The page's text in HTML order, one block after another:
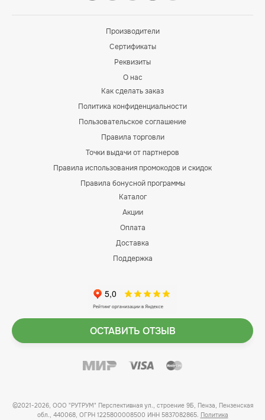
Производители
Сертификаты
Реквизиты
О нас
Как сделать заказ
Политика конфиденциальности
Пользовательское соглашение
Правила торговли
Точки выдачи от партнеров
Правила использования промокодов и скидок
Правила бонусной программы
Каталог
Акции
Оплата
Доставка
Поддержка
ОСТАВИТЬ ОТЗЫВ
©2021-2026, ООО "РУТРУМ" Перспективная ул., строение 9Б, Пенза, Пензенская
обл., 440068, ОГРН 1225800008500 ИНН 5837082865. Политика